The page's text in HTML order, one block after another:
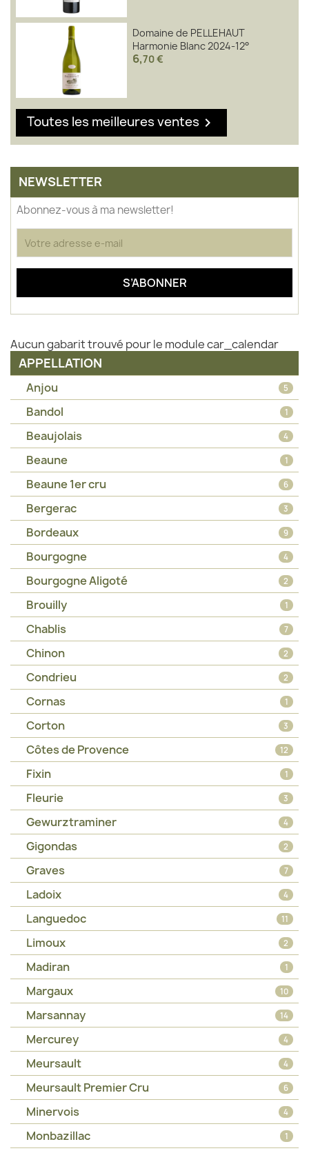
Domaine de PELLEHAUT
Harmonie Blanc 2024-12°
6,70 €
Toutes les meilleures ventes 
NEWSLETTER
Abonnez-vous à ma newsletter!
Aucun gabarit trouvé pour le module car_calendar
APPELLATION
Anjou 5
Bandol 1
Beaujolais 4
Beaune 1
Beaune 1er cru 6
Bergerac 3
Bordeaux 9
Bourgogne 4
Bourgogne Aligoté 2
Brouilly 1
Chablis 7
Chinon 2
Condrieu 2
Cornas 1
Corton 3
Côtes de Provence 12
Fixin 1
Fleurie 3
Gewurztraminer 4
Gigondas 2
Graves 7
Ladoix 4
Languedoc 11
Limoux 2
Madiran 1
Margaux 10
Marsannay 14
Mercurey 4
Meursault 4
Meursault Premier Cru 6
Minervois 4
Monbazillac 1